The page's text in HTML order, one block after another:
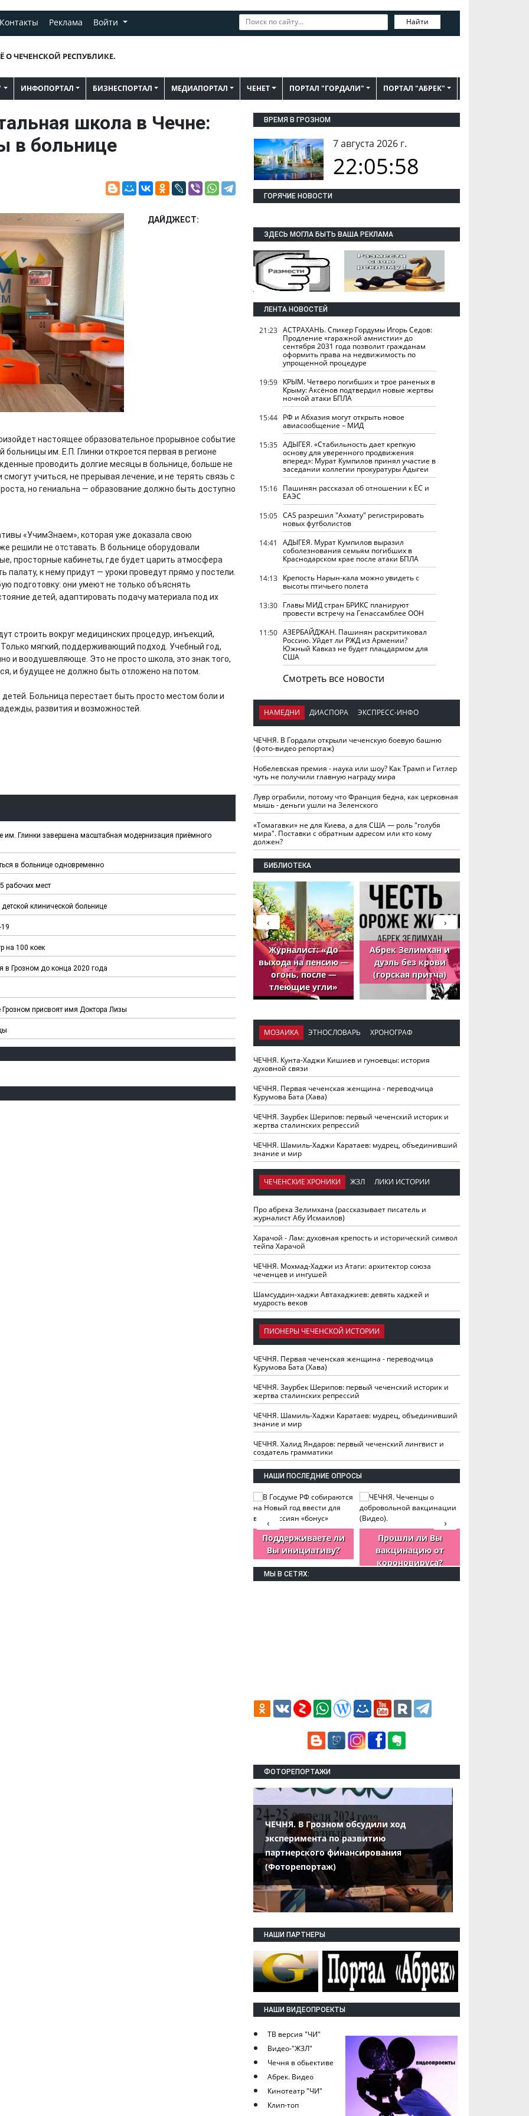
Контакты Реклама Войти Найти
О ЧЕЧЕНСКОЙ РЕСПУБЛИКЕ.
ИНФОПОРТАЛ БИЗНЕСПОРТАЛ МЕДИАПОРТАЛ ЧЕНЕТ ПОРТАЛ "ГОРДАЛИ" ПОРТАЛ "АБРЕК"
школа в Чечне:
в больнице
ДАЙДЖЕСТ:
настоящее образовательное прорывное событие
им. Е.П. Глинки откроется первая в регионе
проводить долгие месяцы в больнице, больше не
учиться, не прерывая лечение, и не терять связь с
но гениальна — образование должно быть доступно
«УчимЗнаем», которая уже доказала свою
решили не отставать. В больнице оборудовали
просторные кабинеты, где будет царить атмосфера
к нему придут — уроки проведут прямо у постели.
подготовку: они умеют не только объяснять
детей, адаптировать подачу материала под их
строить вокруг медицинских процедур, инъекций,
мягкий, поддерживающий подход. Учебный год,
и воодушевляюще. Это не просто школа, это знак того,
и будущее не должно быть отложено на потом.
Больница перестает быть просто местом боли и
развития и возможностей.
им. Глинки завершена масштабная модернизация приёмного
в больнице одновременно
рабочих мест
клинической больнице
на 100 коек
в Грозном до конца 2020 года
Грозном присвоят имя Доктора Лизы
ВРЕМЯ В ГРОЗНОМ
7 августа 2026 г.
22:05:59
ГОРЯЧИЕ НОВОСТИ
ЗДЕСЬ МОГЛА БЫТЬ ВАША РЕКЛАМА
ЛЕНТА НОВОСТЕЙ
21:23 АСТРАХАНЬ. Спикер Гордумы Игорь Седов:
Продление «гаражной амнистии» до
сентября 2031 года позволит гражданам
оформить права на недвижимость по
упрощенной процедуре
19:59 КРЫМ. Четверо погибших и трое раненых в
Крыму: Аксёнов подтвердил новые жертвы
ночной атаки БПЛА
15:44 РФ и Абхазия могут открыть новое
авиасообщение – МИД
15:35 АДЫГЕЯ. «Стабильность дает крепкую
основу для уверенного продвижения
вперед»: Мурат Кумпилов принял участие в
заседании коллегии прокуратуры Адыгеи
15:16 Пашинян рассказал об отношении к ЕС и
ЕАЭС
15:05 CAS разрешил "Ахмату" регистрировать
новых футболистов
14:41
АДЫГЕЯ. Мурат Кумпилов выразил
соболезнования семьям погибших в
Краснодарском крае после атаки БПЛА
14:13 Крепость Нарын-кала можно увидеть с
высоты птичьего полета
13:30 Главы МИД стран БРИКС планируют
провести встречу на Генассамблее ООН
11:50 АЗЕРБАЙДЖАН. Пашинян раскритиковал
Россию. Уйдет ли РЖД из Армении?
Южный Кавказ не будет плацдармом для
США
Смотреть все новости
НАМЕДНИ ДИАСПОРА ЭКСПРЕСС-ИНФО
ЧЕЧНЯ. В Гордали открыли чеченскую боевую башню
(фото-видео репортаж)
Нобелевская премия - наука или шоу? Как Трамп и Гитлер
чуть не получили главную награду мира
Лувр ограбили, потому что Франция бедна, как церковная
мышь - деньги ушли на Зеленского
«Томагавки» не для Киева, а для США — роль "голубя
мира". Поставки с обратным адресом или кто кому
должен?
БИБЛИОТЕКА
Журналист: «До
выхода на пенсию —
огонь, после —
тлеющие угли»
Абрек Зелимхан и
дуэль без крови
(горская притча)
›
‹
МОЗАИКА ЭТНОСЛОВАРЬ ХРОНОГРАФ
ЧЕЧНЯ. Кунта-Хаджи Кишиев и гуноевцы: история
духовной связи
ЧЕЧНЯ. Первая чеченская женщина - переводчица
Курумова Бата (Хава)
ЧЕЧНЯ. Заурбек Шерипов: первый чеченский историк и
жертва сталинских репрессий
ЧЕЧНЯ. Шамиль-Хаджи Каратаев: мудрец, объединивший
знание и мир
ЧЕЧЕНСКИЕ ХРОНИКИ ЖЗЛ ЛИКИ ИСТОРИИ
Про абрека Зелимхана (рассказывает писатель и
журналист Абу Исмаилов)
Харачой - Лам: духовная крепость и исторический символ
тейпа Харачой
ЧЕЧНЯ. Мохмад-Хаджи из Атаги: архитектор союза
чеченцев и ингушей
Шамсуддин-хаджи Автахаджиев: девять хаджей и
мудрость веков
ПИОНЕРЫ ЧЕЧЕНСКОЙ ИСТОРИИ
ЧЕЧНЯ. Первая чеченская женщина - переводчица
Курумова Бата (Хава)
ЧЕЧНЯ. Заурбек Шерипов: первый чеченский историк и
жертва сталинских репрессий
ЧЕЧНЯ. Шамиль-Хаджи Каратаев: мудрец, объединивший
знание и мир
ЧЕЧНЯ. Халид Яндаров: первый чеченский лингвист и
создатель грамматики
НАШИ ПОСЛЕДНИЕ ОПРОСЫ
Поддерживаете ли
Вы инициативу?
Прошли ли Вы
вакцинацию от
короновируса?
›
‹
МЫ В СЕТЯХ:
ФОТОРЕПОРТАЖИ
ЧЕЧНЯ. В Грозном обсудили ход
эксперимента по развитию
партнерского финансирования
(Фоторепортаж)
НАШИ ПАРТНЕРЫ
НАШИ ВИДЕОПРОЕКТЫ
ТВ версия "ЧИ"
Видео-"ЖЗЛ"
Чечня в обьективе
Абрек. Видео
Кинотеатр "ЧИ"
Клип-топ